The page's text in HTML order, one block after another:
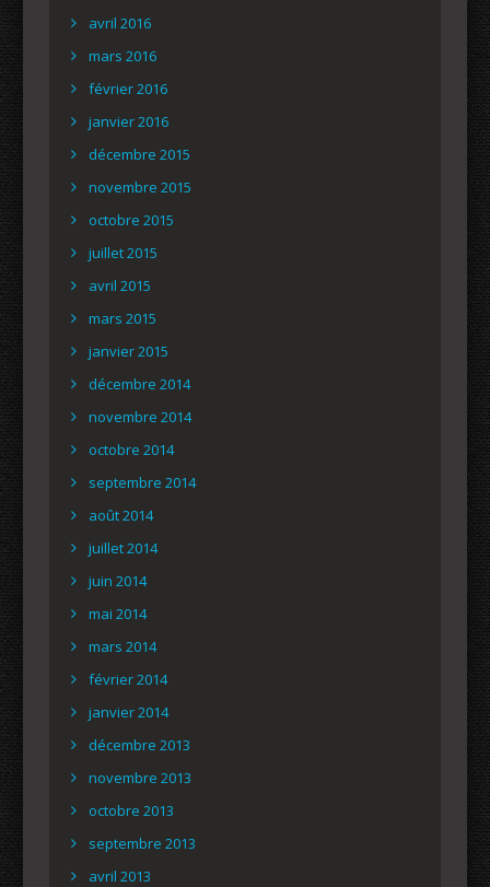
avril 2016
mars 2016
février 2016
janvier 2016
décembre 2015
novembre 2015
octobre 2015
juillet 2015
avril 2015
mars 2015
janvier 2015
décembre 2014
novembre 2014
octobre 2014
septembre 2014
août 2014
juillet 2014
juin 2014
mai 2014
mars 2014
février 2014
janvier 2014
décembre 2013
novembre 2013
octobre 2013
septembre 2013
avril 2013